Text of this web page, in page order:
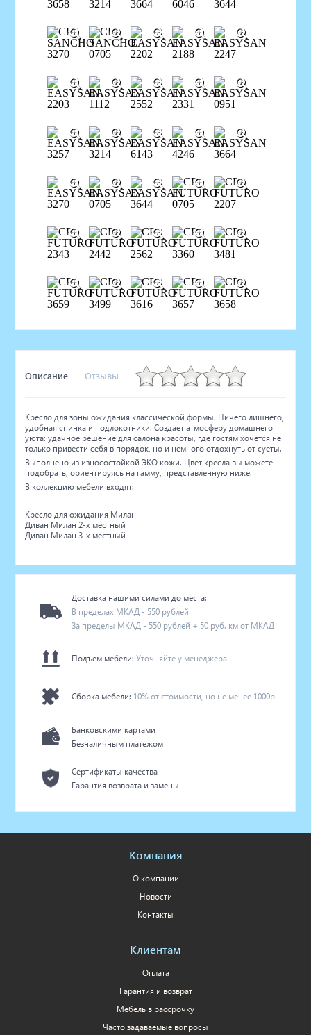
Описание Отзывы
Кресло для зоны ожидания классической формы. Ничего лишнего,
удобная спинка и подлокотники. Создает атмосферу домашнего
уюта: удачное решение для салона красоты, где гостям хочется не
только привести себя в порядок, но и немного отдохнуть от суеты.
Выполнено из износостойкой ЭКО кожи. Цвет кресла вы можете
подобрать, ориентируясь на гамму, представленную ниже.
В коллекцию мебели входят:
Кресло для ожидания Милан
Диван Милан 2-х местный
Диван Милан 3-х местный
Доставка нашими силами до места:
В пределах МКАД - 550 рублей
За пределы МКАД - 550 рублей + 50 руб. км от МКАД
Подъем мебели:Уточняйте у менеджера
Сборка мебели: 10% от стоимости, но не менее 1000р
Банковскими картами
Безналичным платежом
Сертификаты качества
Гарантия возврата и замены
Компания
О компании
Новости
Контакты
Клиентам
Оплата
Гарантия и возврат
Мебель в рассрочку
Часто задаваемые вопросы